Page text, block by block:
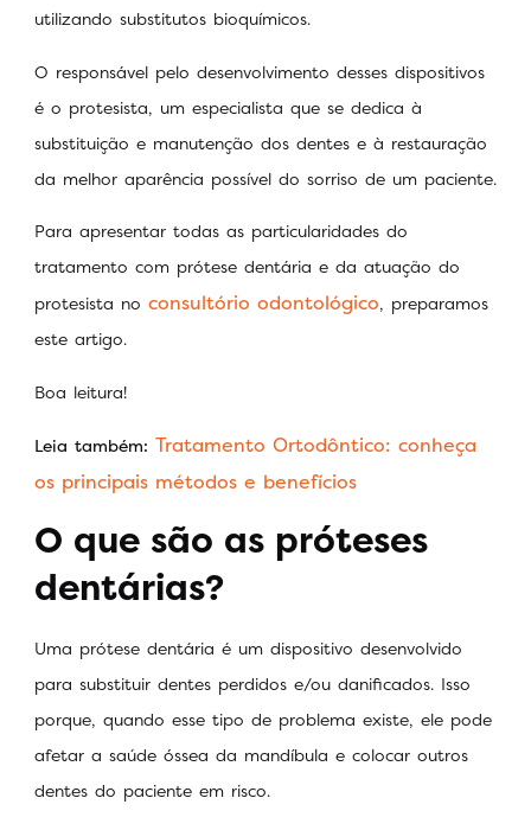
utilizando substitutos bioquímicos.
O responsável pelo desenvolvimento desses dispositivos
é o protesista, um especialista que se dedica à
substituição e manutenção dos dentes e à restauração
da melhor aparência possível do sorriso de um paciente.
Para apresentar todas as particularidades do
tratamento com prótese dentária e da atuação do
protesista no consultório odontológico, preparamos
este artigo.
Boa leitura!
Leia também: Tratamento Ortodôntico: conheça
os principais métodos e benefícios
O que são as próteses
dentárias?
Uma prótese dentária é um dispositivo desenvolvido
para substituir dentes perdidos e/ou danificados. Isso
porque, quando esse tipo de problema existe, ele pode
afetar a saúde óssea da mandíbula e colocar outros
dentes do paciente em risco.